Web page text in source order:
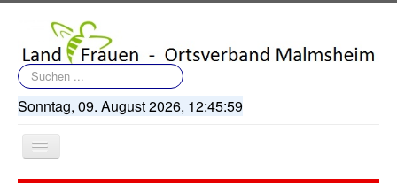
Suchen
...
Sonntag, 09. August 2026, 12:46:01
Navigation